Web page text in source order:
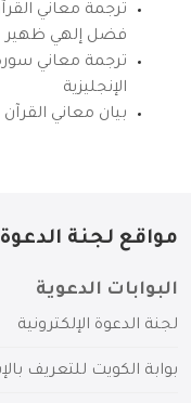
ترجمة معاني
فضل إلهي ظهير
ترجمة معاني سورة
الإنجليزية
بيان معاني القرآن
مواقع لجنة الدعوة
البوابات الدعوية
لجنة الدعوة الإلكترونية
بوابة الكويت للتعريف